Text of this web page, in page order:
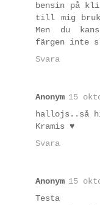
bensin på
till mig
Men du
färgen inte
Svara
Anonym 15
hallojs..så
Kramis ♥
Svara
Anonym 15